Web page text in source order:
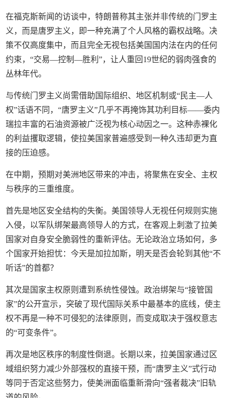
在福克斯新闻的访谈中，特朗普称其主张并非传统的门罗主
义，而是唐罗主义，即一种充满了个人风格的霸权战略。决
策不仅高度集中，而且完全无视包括美国国内法在内的任何
约束，“交易—控制—胜利”，让人重回19世纪的弱肉强食的
丛林年代。
与传统门罗主义尚需借助国际组织、地区机制或“民主—人
权”话语不同，“唐罗主义”几乎不再掩饰其功利目标——委内
瑞拉丰富的石油资源被广泛视为核心动因之一。这种赤裸化
的利益攫取逻辑，使拉美国家普遍感受到一种久违却更为直
接的压迫感。
在中期，预期对美洲地区带来的冲击，将聚焦在安全、主权
与秩序的三重维度。
首先是地区安全结构的失衡。美国领导人无视任何规则实施
入侵，以军队绑架最高领导人的方式，在客观上刺激了拉美
国家对自身安全脆弱性的重新评估。无论政治立场如何，多
个国家开始担忧：今天是加拉加斯，明天是否会轮到其他“不
听话”的首都？
其次是国家主权原则遭到系统性侵蚀。政治绑架与“接管国
家”的公开宣示，突破了现代国际关系中最基本的底线，使主
权不再是一种不可侵犯的法律原则，而变成取决于强权意志
的“可变条件”。
再次是地区秩序的制度性倒退。长期以来，拉美国家通过区
域组织努力减少外部强权的直接干预，而“唐罗主义”式行动
等同于否定这些努力，使美洲面临重新滑向“强者裁决”旧轨